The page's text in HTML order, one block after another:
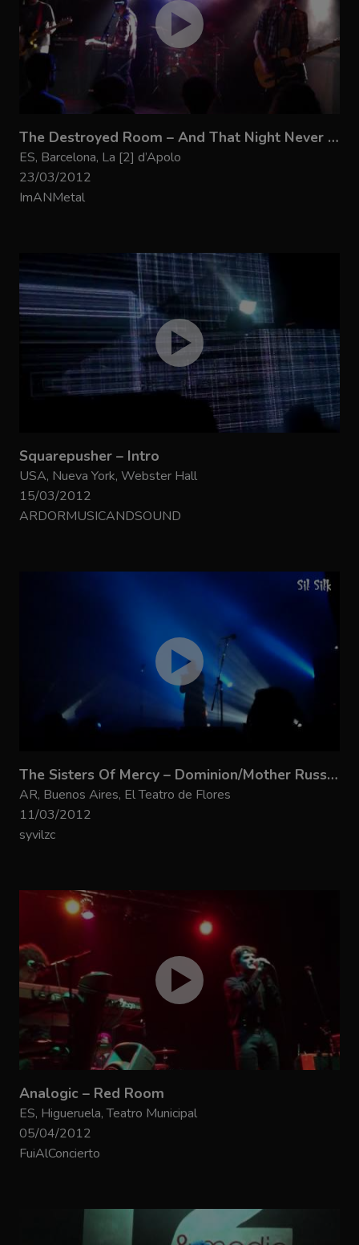
The Destroyed Room – And That Night Never Happened
ES, Barcelona, La [2] d’Apolo
23/03/2012
ImANMetal
Squarepusher – Intro
USA, Nueva York, Webster Hall
15/03/2012
ARDORMUSICANDSOUND
The Sisters Of Mercy – Dominion/Mother Russia + 2
AR, Buenos Aires, El Teatro de Flores
11/03/2012
syvilzc
Analogic – Red Room
ES, Higueruela, Teatro Municipal
05/04/2012
FuiAlConcierto